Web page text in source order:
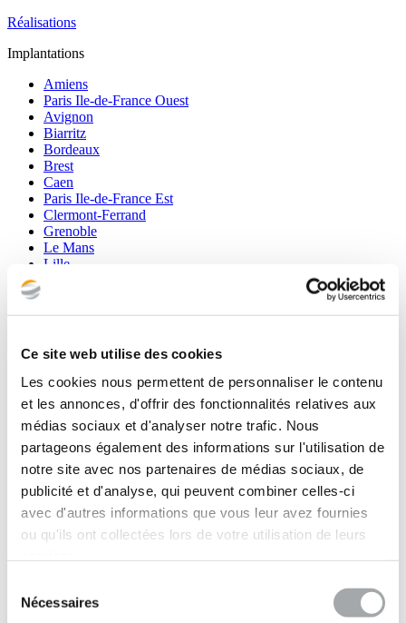
Ce site web utilise des cookies
Les cookies nous permettent de personnaliser le contenu
et les annonces, d'offrir des fonctionnalités relatives aux
médias sociaux et d'analyser notre trafic. Nous
partageons également des informations sur l'utilisation de
notre site avec nos partenaires de médias sociaux, de
publicité et d'analyse, qui peuvent combiner celles-ci
avec d'autres informations que vous leur avez fournies
ou qu'ils ont collectées lors de votre utilisation de leurs
Nécessaires
Réalisations
Implantations
Amiens
Paris Ile-de-France Ouest
Avignon
Biarritz
Bordeaux
Brest
Caen
Paris Ile-de-France Est
Clermont-Ferrand
Grenoble
Le Mans
Lille
Metz
Montpellier
Nancy
Nantes
Reims
Rouen
Saint-Omer
Strasbourg
Toulouse
Fondasol Maroc
Fondasol Sénégal
Cergy
Tarbes